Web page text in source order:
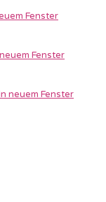
Fenster
Fenster
neuem Fenster